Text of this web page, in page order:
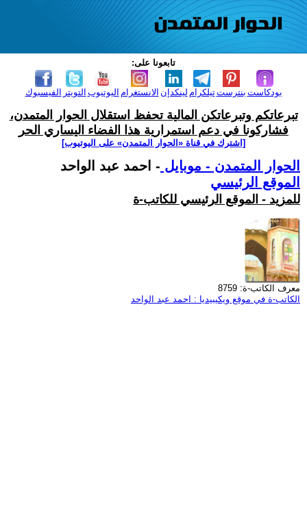
تابعونا على:
الفيسبوك التويتر اليوتيوب الانستغرام لينكدإن تيلكرامبنترست بودكاست
تبرعاتكم وتبرعاتكن المالية تحفظ استقلال الحوار المتمدن،
فشاركونا في دعم استمرارية هذا الفضاء اليساري الحر
[اشترك في قناة ‫«الحوار المتمدن» على اليوتيوب]
الحوار المتمدن - موبايل - احمد عبد الواحد
الموقع الرئيسي
للمزيد - الموقع الرئيسي للكاتب-ة
معرف الكاتب-ة: 8759
الكاتب-ة في موقع ويكيبيديا : احمد عبد الواحد